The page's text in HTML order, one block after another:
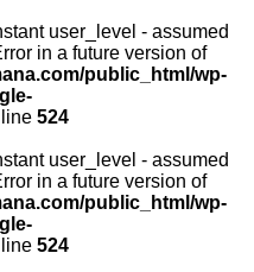
user_level - assumed
in a future version of
public_html/wp-
524
user_level - assumed
in a future version of
public_html/wp-
524